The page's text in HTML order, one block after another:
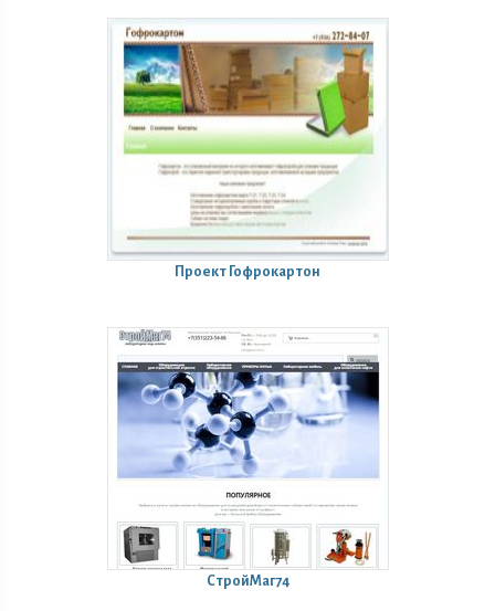
Проект Гофрокартон
СтройМаг74